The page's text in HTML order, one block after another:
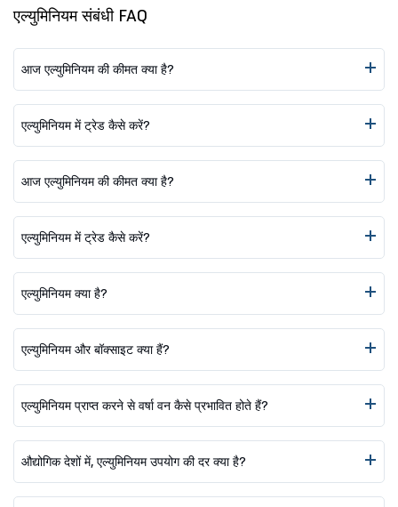
एल्युमिनियम संबंधी FAQ
आज एल्युमिनियम की कीमत क्या है?
एल्युमिनियम में ट्रेड कैसे करें?
आज एल्युमिनियम की कीमत क्या है?
एल्युमिनियम में ट्रेड कैसे करें?
एल्युमिनियम क्या है?
एल्युमिनियम और बॉक्साइट क्या हैं?
एल्युमिनियम प्राप्त करने से वर्षा वन कैसे प्रभावित होते हैं?
औद्योगिक देशों में, एल्युमिनियम उपयोग की दर क्या है?